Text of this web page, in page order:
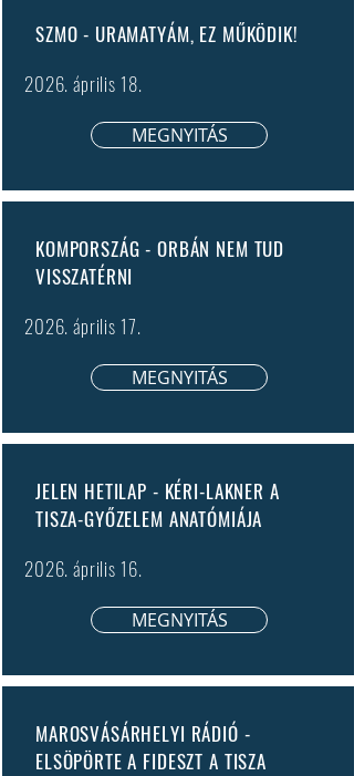
SZMO - URAMATYÁM, EZ MŰKÖDIK!
2026. április 18.
MEGNYITÁS
KOMPORSZÁG - ORBÁN NEM TUD
VISSZATÉRNI
2026. április 17.
MEGNYITÁS
JELEN HETILAP - KÉRI-LAKNER A
TISZA-GYŐZELEM ANATÓMIÁJA
2026. április 16.
MEGNYITÁS
MAROSVÁSÁRHELYI RÁDIÓ -
ELSÖPÖRTE A FIDESZT A TISZA